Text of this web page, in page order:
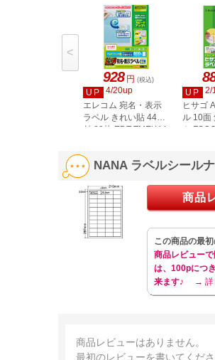
928 円 (税込)
UP
4/20up
エレコム 宛名・表示
ラベル きれい貼 44面
付 20枚 EDT-TMEX44
UP
2/
ヒサゴ
ル 10面
ト
<
NANA ラベルシール
商品
この商品の最
商品レビュー
は、100pにつ
来ます♪
→ 詳
商品レビューはありません。
最初のレビューを書いてくださ